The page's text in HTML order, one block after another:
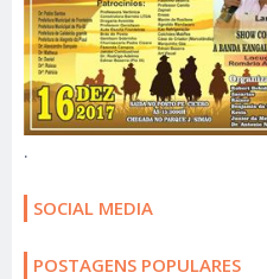
.
SOCIAL MEDIA
POSTAGENS POPULARES